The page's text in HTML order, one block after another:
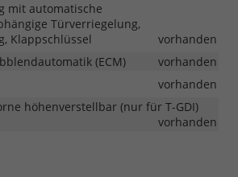
mit automatische
Türverriegelung,
Klappschlüssel
vorhanden
(ECM)
vorhanden
vorhanden
höhenverstellbar (nur für T-GDI)
vorhanden